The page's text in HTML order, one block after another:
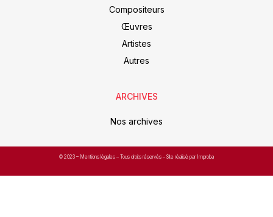
Compositeurs
Œuvres
Artistes
Autres
ARCHIVES
Nos archives
© 2023 – Mentions légales – Tous droits réservés – Site réalisé par Improba